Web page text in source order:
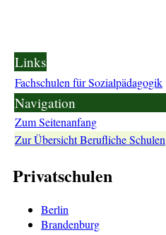
Links
Fachschulen für Sozialpädagogik
Navigation
Zum Seitenanfang
Zur Übersicht Berufliche Schulen
Privatschulen
Berlin
Brandenburg